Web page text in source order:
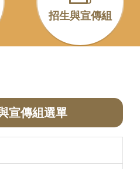
招生與宣傳組
宣傳組選單